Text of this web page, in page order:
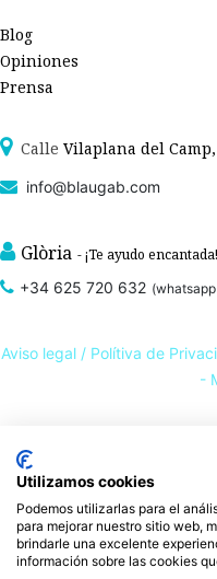
Blog
Opiniones
Prensa
Calle Vilaplana del
info@blaugab.com
Glòria - ¡Te ayudo encantada!
+34 625 720 632
Aviso legal / Polítiva de
-
Tienda online de
ropa interior de algodón orgánico,
sostenibles con certificado GOTS
,
Expertos en ropa para piel
ambientales.
Utilizamos cookies
Podemos utilizarlas para el
para mejorar nuestro sitio web,
brindarle una excelente
información sobre las cookies